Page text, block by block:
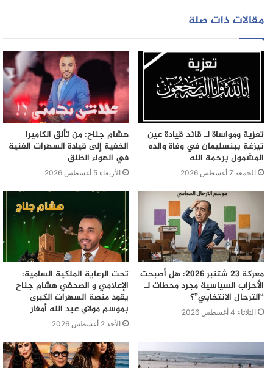
مقالات ذات صلة
تعزية ومواساة لـ قائد قيادة عين
تيزغة ببنسليمان في وفاة والده
المشمول برحمة الله
الجمعة 7 أغسطس 2026
هشام جناح: من تألق الكاميرا
الخفية إلى قيادة السهرات الفنية
في الهواء الطلق
الأربعاء 5 أغسطس 2026
معركة 23 شتنبر 2026: هل أصبحت
الأحزاب السياسية مجرد محطات لـ
“الترحال الانتخابي”؟
الثلاثاء 4 أغسطس 2026
تحت الرعاية الملكية السامية:
الإعلامي و الصحفي هشام جناح
يقود منصة السهرات الكبرى
بموسم مولاي عبد الله أمغار
الأحد 2 أغسطس 2026